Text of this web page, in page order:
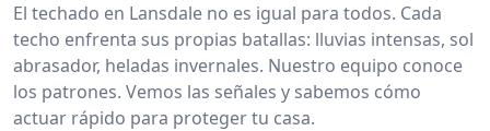
El techado en Lansdale no es igual para todos. Cada
techo enfrenta sus propias batallas: lluvias intensas, sol
abrasador, heladas invernales. Nuestro equipo conoce
los patrones. Vemos las señales y sabemos cómo
actuar rápido para proteger tu casa.